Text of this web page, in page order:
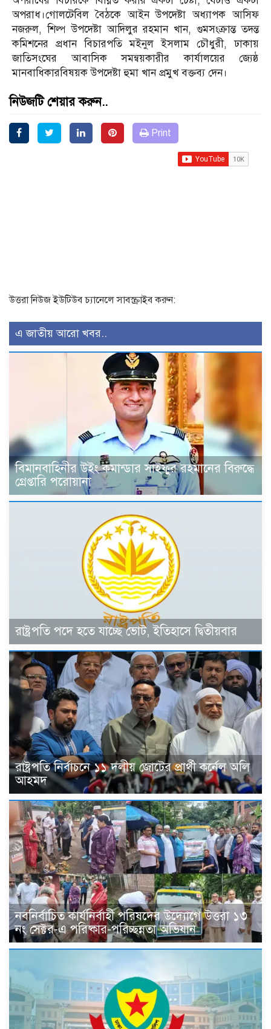
অপরাধ।গোলটেবিল বৈঠকে আইন উপদেষ্টা অধ্যাপক আসিফ
নজরুল, শিল্প উপদেষ্টা আদিলুর রহমান খান, গুমসংক্রান্ত তদন্ত
কমিশনের প্রধান বিচারপতি মইনুল ইসলাম চৌধুরী, ঢাকায়
জাতিসংঘের আবাসিক সমন্বয়কারীর কার্যালয়ের জ্যেষ্ঠ
মানবাধিকারবিষয়ক উপদেষ্টা হুমা খান প্রমুখ বক্তব্য দেন।
নিউজটি শেয়ার করুন..
Print
উত্তরা নিউজ ইউটিউব চ্যানেলে সাবস্ক্রাইব করুন:
এ জাতীয় আরো খবর..
বিমানবাহিনীর উইং কমান্ডার সাইফুর রহমানের বিরুদ্ধে
গ্রেপ্তারি পরোয়ানা
রাষ্ট্রপতি পদে হতে যাচ্ছে ভোট, ইতিহাসে দ্বিতীয়বার
রাষ্ট্রপতি নির্বাচনে ১১ দলীয় জোটের প্রার্থী কর্নেল অলি
আহমদ
নবনির্বাচিত কার্যনির্বাহী পরিষদের উদ্যোগে উত্তরা ১৩
নং সেক্টর-এ পরিষ্কার-পরিচ্ছন্নতা অভিযান